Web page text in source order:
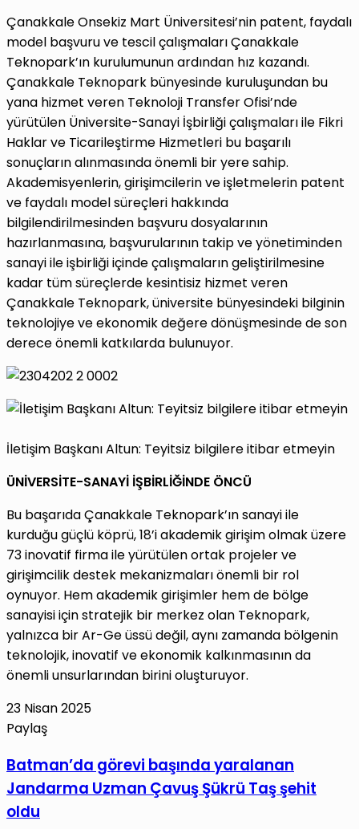
Çanakkale Onsekiz Mart Üniversitesi’nin patent, faydalı
model başvuru ve tescil çalışmaları Çanakkale
Teknopark’ın kurulumunun ardından hız kazandı.
Çanakkale Teknopark bünyesinde kuruluşundan bu
yana hizmet veren Teknoloji Transfer Ofisi’nde
yürütülen Üniversite-Sanayi İşbirliği çalışmaları ile Fikri
Haklar ve Ticarileştirme Hizmetleri bu başarılı
sonuçların alınmasında önemli bir yere sahip.
Akademisyenlerin, girişimcilerin ve işletmelerin patent
ve faydalı model süreçleri hakkında
bilgilendirilmesinden başvuru dosyalarının
hazırlanmasına, başvurularının takip ve yönetiminden
sanayi ile işbirliği içinde çalışmaların geliştirilmesine
kadar tüm süreçlerde kesintisiz hizmet veren
Çanakkale Teknopark, üniversite bünyesindeki bilginin
teknolojiye ve ekonomik değere dönüşmesinde de son
derece önemli katkılarda bulunuyor.
İletişim Başkanı Altun: Teyitsiz bilgilere itibar etmeyin
ÜNİVERSİTE-SANAYİ İŞBİRLİĞİNDE ÖNCÜ
Bu başarıda Çanakkale Teknopark’ın sanayi ile
kurduğu güçlü köprü, 18’i akademik girişim olmak üzere
73 inovatif firma ile yürütülen ortak projeler ve
girişimcilik destek mekanizmaları önemli bir rol
oynuyor. Hem akademik girişimler hem de bölge
sanayisi için stratejik bir merkez olan Teknopark,
yalnızca bir Ar-Ge üssü değil, aynı zamanda bölgenin
teknolojik, inovatif ve ekonomik kalkınmasının da
önemli unsurlarından birini oluşturuyor.
23 Nisan 2025
Paylaş
Posta
ile
paylaş
Batman’da
görevi
başında
yaralanan
Batman’da görevi başında yaralanan
Jandarma Uzman Çavuş Şükrü Taş şehit
oldu